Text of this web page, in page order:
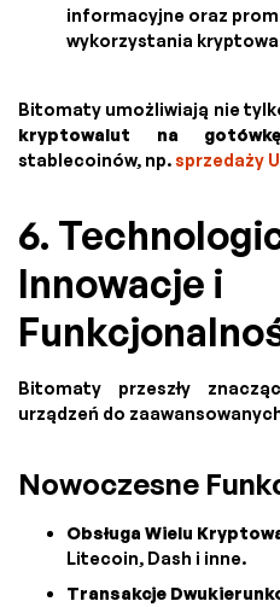
informacyjne oraz
wykorzystania
Bitomaty umożliwiają nie
kryptowalut na gotówkę
stablecoinów, np.sprzedaży
6.
Innowacje i
Bitomaty przeszły
urządzeń do
Nowoczesne
Obsługa Wielu
Litecoin, Dash i inne.
Transakcje